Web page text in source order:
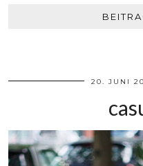
20. JUNI